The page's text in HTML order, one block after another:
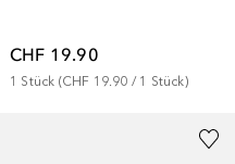
CHF 19.90
1 Stück (CHF 19.90 / 1 Stück)